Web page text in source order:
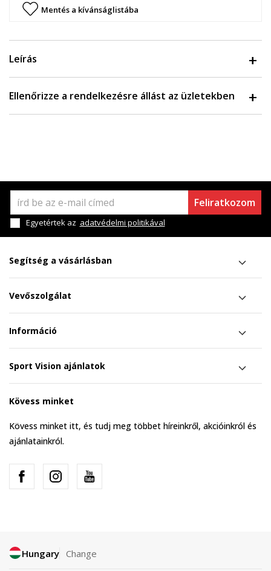
Mentés a kívánságlistába
Leírás
Ellenőrizze a rendelkezésre állást az üzletekben
Feliratkozom
Egyetértek az adatvédelmi politikával
Segítség a vásárlásban
Vevőszolgálat
Információ
Sport Vision ajánlatok
Kövess minket
Kövess minket itt, és tudj meg többet híreinkről, akcióinkról és
ajánlatainkról.
Hungary Change